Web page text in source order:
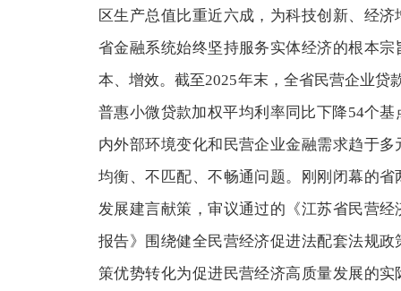
区生产总值比重近六成，为科技创新、经
省金融系统始终坚持服务实体经济的根本
本、增效。截至2025年末，全省民营企业贷
普惠小微贷款加权平均利率同比下降54个
内外部环境变化和民营企业金融需求趋于
均衡、不匹配、不畅通问题。刚刚闭幕的
发展建言献策，审议通过的《江苏省民营
报告》围绕健全民营经济促进法配套法规
策优势转化为促进民营经济高质量发展的